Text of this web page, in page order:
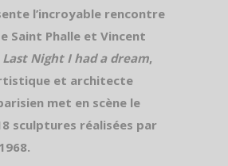
l’incroyable rencontre
Saint Phalle et Vincent
Last Night I had a dream,
et architecte
met en scène le
sculptures réalisées par